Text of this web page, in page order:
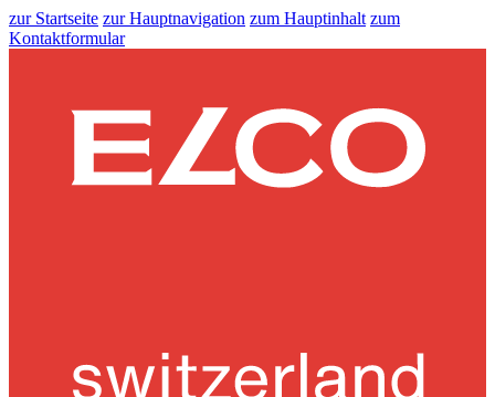
zur Startseite zur Hauptnavigation zum Hauptinhalt zum
Kontaktformular